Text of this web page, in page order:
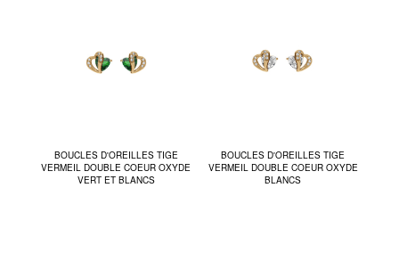
BOUCLES D'OREILLES TIGE
VERMEIL DOUBLE COEUR OXYDE
VERT ET BLANCS
BOUCLES D'OREILLES TIGE
VERMEIL DOUBLE COEUR OXYDE
BLANCS